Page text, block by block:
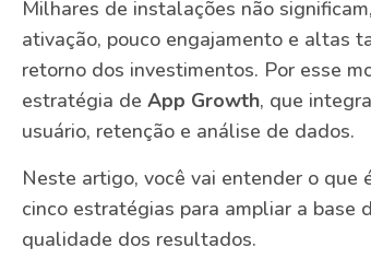
Milhares de instalações não
ativação, pouco engajamento e altas
retorno dos investimentos. Por esse
estratégia de App Growth, que
usuário, retenção e análise de dados.
Neste artigo, você vai entender o que
cinco estratégias para ampliar a base
qualidade dos resultados.